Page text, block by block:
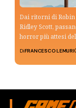
Dai ritorni di
Ridley Scott,
horror più attesi
DiFRANCESCO LEMURI